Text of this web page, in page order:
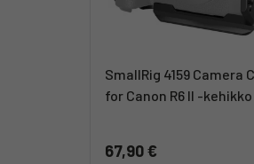
SmallRig 4159 Camera
for Canon R6 II -kehikko
67,90 €